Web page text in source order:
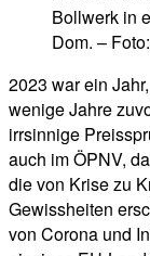
Bollwerk in
Dom. –
2023 war ein
wenige Jahre
irrsinnige
auch im ÖPNV,
die von Krise zu
Gewissheiten
von Corona und